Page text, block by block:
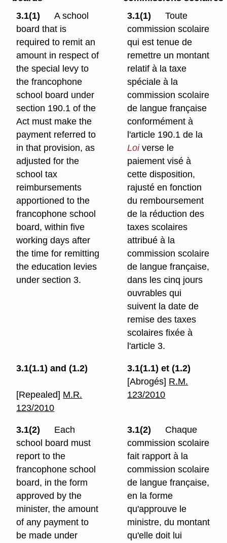
3.1(1)
A school
board that is
required to remit an
amount in respect of
the special levy to
the francophone
school board under
section 190.1 of the
Act must make the
payment referred to
in that provision, as
adjusted for the
school tax
reimbursements
apportioned to the
francophone school
board, within five
working days after
the time for remitting
the education levies
under section 3.
3.1(1)
Toute
commission scolaire
qui est tenue de
remettre un montant
relatif à la taxe
spéciale à la
commission scolaire
de langue française
conformément à
l'article 190.1 de la
Loiverse le
paiement visé à
cette disposition,
rajusté en fonction
du remboursement
de la réduction des
taxes scolaires
attribué à la
commission scolaire
de langue française,
dans les cinq jours
ouvrables qui
suivent la date de
remise des taxes
scolaires fixée à
l'article 3.
3.1(1.1) and (1.2)
[Repealed] M.R.
123/2010
3.1(1.1) et (1.2)
[Abrogés] R.M.
123/2010
3.1(2)
Each
school board must
report to the
francophone school
board, in the form
approved by the
minister, the amount
of any payment to
be made under
3.1(2)
Chaque
commission scolaire
fait rapport à la
commission scolaire
de langue française,
en la forme
qu'approuve le
ministre, du montant
qu'elle doit lui